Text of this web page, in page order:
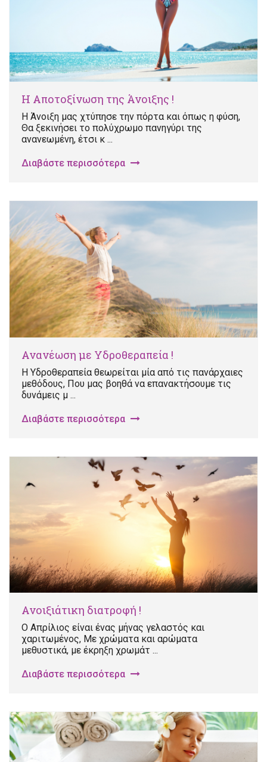
Η Αποτοξίνωση της Άνοιξης !
Η Άνοιξη μας χτύπησε την πόρτα και όπως η φύση,
Θα ξεκινήσει το πολύχρωμο πανηγύρι της
ανανεωμένη, έτσι κ ...
Διαβάστε περισσότερα
Ανανέωση με Υδροθεραπεία !
Η Υδροθεραπεία θεωρείται μία από τις πανάρχαιες
μεθόδους, Που μας βοηθά να επανακτήσουμε τις
δυνάμεις μ ...
Διαβάστε περισσότερα
Ανοιξιάτικη διατροφή !
Ο Απρίλιος είναι ένας μήνας γελαστός και
χαριτωμένος, Με χρώματα και αρώματα
μεθυστικά, με έκρηξη χρωμάτ ...
Διαβάστε περισσότερα